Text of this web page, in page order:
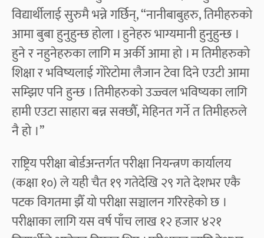
विद्यार्थीलाई सुरुमै भन्ने गर्छिन्, “नानीबाबुहरु, तिमीहरुको
आमा बुबा हुनुहुन्छ होला । हुनेहरु भाग्यमानी हुनुहुन्छ ।
हुने र नहुनेहरुका लागि म अर्की आमा हो । म तिमीहरुको
शिक्षा र भविष्यलाई गोरेटोमा लैजान टेवा दिने एउटी आमा
सम्झिए पनि हुन्छ । तिमीहरुको उज्ज्वल भविष्यका लागि
हामी एउटा साहारा बन्न सक्छौँ, मेहिनत गर्ने त तिमीहरुले
नै हो ।’’
राष्ट्रिय परीक्षा बोर्डअन्तर्गत परीक्षा नियन्त्रण कार्यालय
(कक्षा १०) ले यही चैत १९ गतेदेखि २९ गते देशभर एकै
पटक विगतमा झैँ यो परीक्षा सञ्चालन गरिरहेको छ ।
परीक्षाका लागि यस वर्ष पाँच लाख १२ हजार ४२१